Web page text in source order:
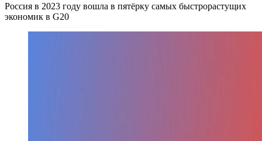
Россия в 2023 году вошла в пятёрку самых быстрорастущих
экономик в G20